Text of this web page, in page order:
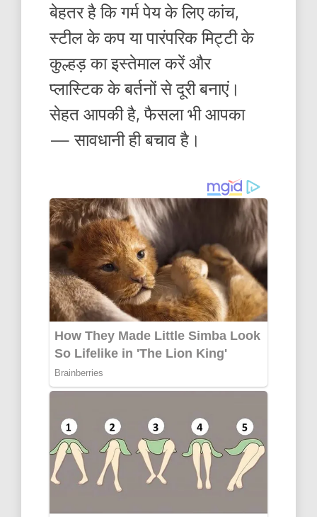
बेहतर है कि गर्म पेय के लिए कांच,
स्टील के कप या पारंपरिक मिट्टी के
कुल्हड़ का इस्तेमाल करें और
प्लास्टिक के बर्तनों से दूरी बनाएं।
सेहत आपकी है, फैसला भी आपका
— सावधानी ही बचाव है।